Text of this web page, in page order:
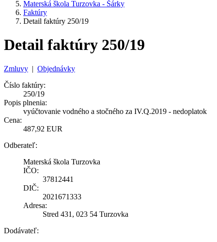
Materská škola Turzovka - Šárky
Faktúry
Detail faktúry 250/19
Detail faktúry 250/19
Zmluvy | Objednávky
Číslo faktúry:
250/19
Popis plnenia:
vyúčtovanie vodného a stočného za IV.Q.2019 - nedoplatok
Cena:
487,92 EUR
Odberateľ:
Materská škola Turzovka
IČO:
37812441
DIČ:
2021671333
Adresa:
Stred 431, 023 54 Turzovka
Dodávateľ: